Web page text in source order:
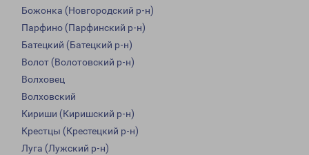
Божонка (Новгородский р-н)
Парфино (Парфинский р-н)
Батецкий (Батецкий р-н)
Волот (Волотовский р-н)
Волховец
Волховский
Кириши (Киришский р-н)
Крестцы (Крестецкий р-н)
Луга (Лужский р-н)